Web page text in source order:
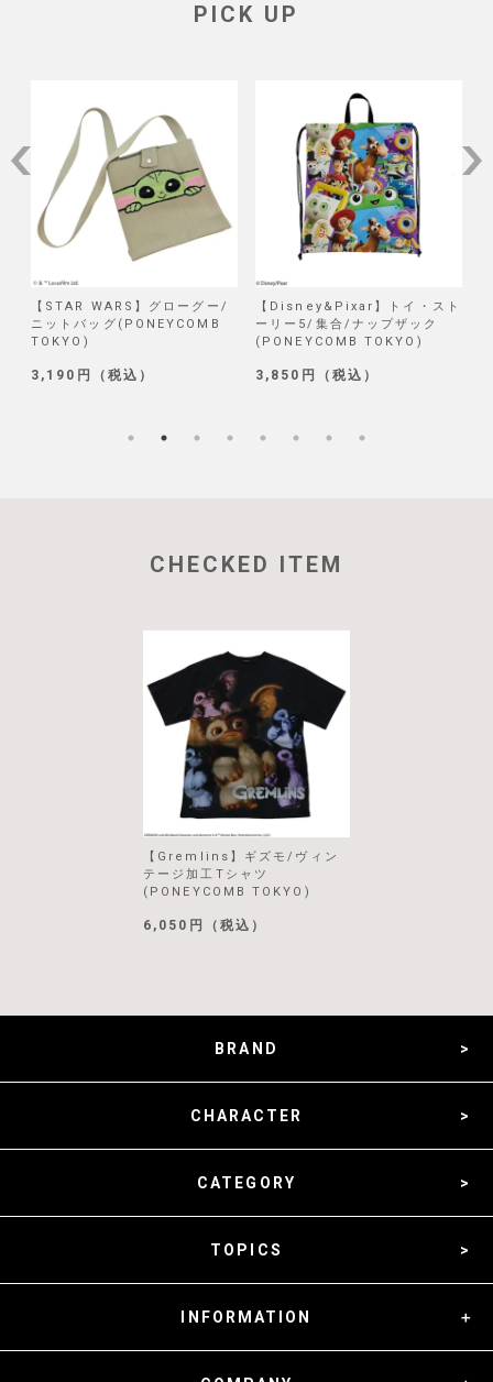
PICK UP
【STAR WARS】グローグー/
ニットバッグ(PONEYCOMB
TOKYO)
3,190円（税込）
【Disney&Pixar】トイ・スト
ーリー5/集合/ナップザック
(PONEYCOMB TOKYO)
3,850円（税込）
CHECKED ITEM
【Gremlins】ギズモ/ヴィン
テージ加工Tシャツ
(PONEYCOMB TOKYO)
6,050円（税込）
BRAND
CHARACTER
CATEGORY
TOPICS
INFORMATION